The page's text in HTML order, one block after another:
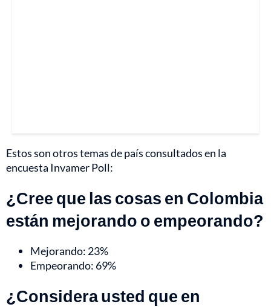
Estos son otros temas de país consultados en la
encuesta Invamer Poll:
¿Cree que las cosas en Colombia
están mejorando o empeorando?
Mejorando: 23%
Empeorando: 69%
¿Considera usted que en